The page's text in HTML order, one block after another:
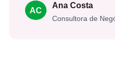
AC
Ana Costa
Consultora de